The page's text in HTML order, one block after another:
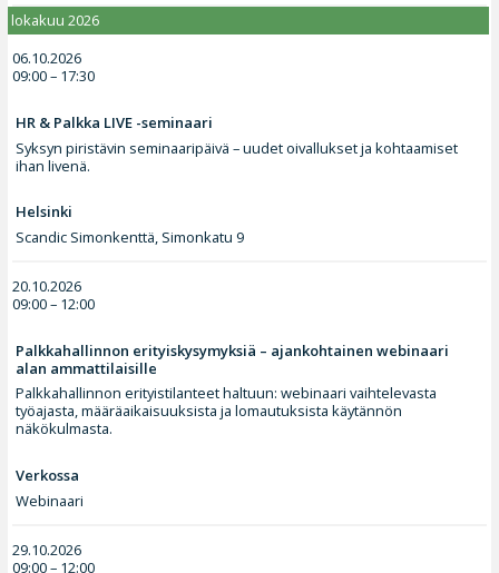
lokakuu 2026
06.10.2026
09:00 – 17:30
HR & Palkka LIVE -seminaari
Syksyn piristävin seminaaripäivä – uudet oivallukset ja kohtaamiset
ihan livenä.
Helsinki
Scandic Simonkenttä, Simonkatu 9
20.10.2026
09:00 – 12:00
Palkkahallinnon erityiskysymyksiä – ajankohtainen webinaari
alan ammattilaisille
Palkkahallinnon erityistilanteet haltuun: webinaari vaihtelevasta
työajasta, määräaikaisuuksista ja lomautuksista käytännön
näkökulmasta.
Verkossa
Webinaari
29.10.2026
09:00 – 12:00